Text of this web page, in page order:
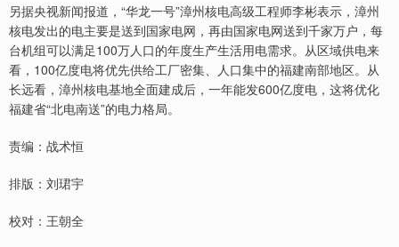
另据央视新闻报道，“华龙一号”漳州核电高级工程师李彬表示，漳州
核电发出的电主要是送到国家电网，再由国家电网送到千家万户，每
台机组可以满足100万人口的年度生产生活用电需求。从区域供电来
看，100亿度电将优先供给工厂密集、人口集中的福建南部地区。从
长远看，漳州核电基地全面建成后，一年能发600亿度电，这将优化
福建省“北电南送”的电力格局。
责编：战术恒
排版：刘珺宇
校对：王朝全